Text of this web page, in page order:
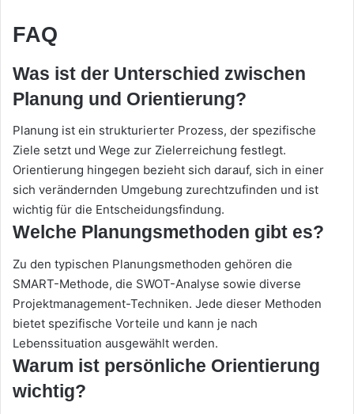
FAQ
Was ist der Unterschied zwischen
Planung und Orientierung?
Planung ist ein strukturierter Prozess, der spezifische
Ziele setzt und Wege zur Zielerreichung festlegt.
Orientierung hingegen bezieht sich darauf, sich in einer
sich verändernden Umgebung zurechtzufinden und ist
wichtig für die Entscheidungsfindung.
Welche Planungsmethoden gibt es?
Zu den typischen Planungsmethoden gehören die
SMART-Methode, die SWOT-Analyse sowie diverse
Projektmanagement-Techniken. Jede dieser Methoden
bietet spezifische Vorteile und kann je nach
Lebenssituation ausgewählt werden.
Warum ist persönliche Orientierung
wichtig?